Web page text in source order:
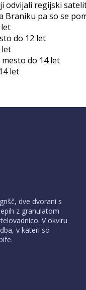
odvijali regijski
Braniku pa so se
do 12 let
let
mesto do 14 let
let
dve dvorani s
z granulatom
V okviru
v kateri so